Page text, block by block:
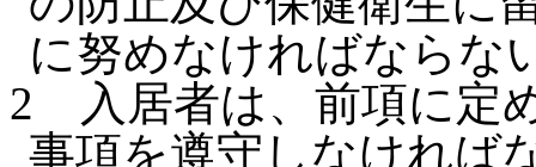
に努めなければならな
2
入居者は、前項に定
事項を遵守しなければ